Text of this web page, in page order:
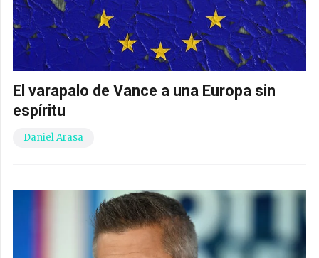
El varapalo de Vance a una Europa sin
espíritu
Daniel Arasa